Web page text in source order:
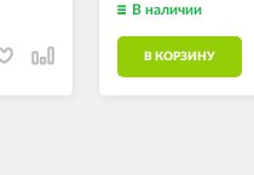
В наличии
В КОРЗИНУ